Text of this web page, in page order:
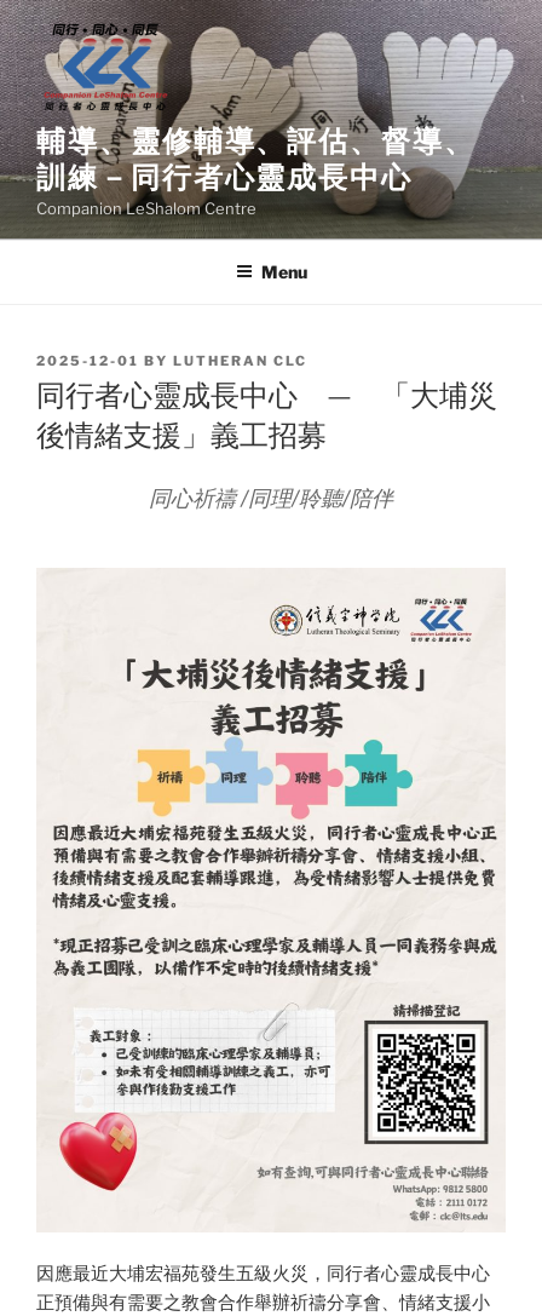
Skip
to
content
輔導、靈修輔導、評估、督導、
訓練－同行者心靈成長中心
Companion LeShalom Centre
Menu
POSTED
ON
2025-12-01 BY LUTHERAN CLC
同行者心靈成長中心 — 「大埔災
後情緒支援」義工招募
同心祈禱 /同理/聆聽/陪伴
因應最近大埔宏福苑發生五級火災，同行者心靈成長中心
正預備與有需要之教會合作舉辦祈禱分享會、情緒支援小